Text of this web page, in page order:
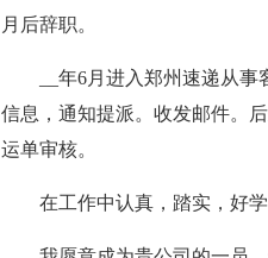
月后辞职。
__年6月进入郑州速递从事
信息，通知提派。收发邮件。
运单审核。
在工作中认真，踏实，好学